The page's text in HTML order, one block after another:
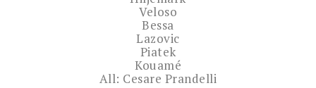
Veloso
Bessa
Lazovic
Piatek
Kouamé
All: Cesare Prandelli